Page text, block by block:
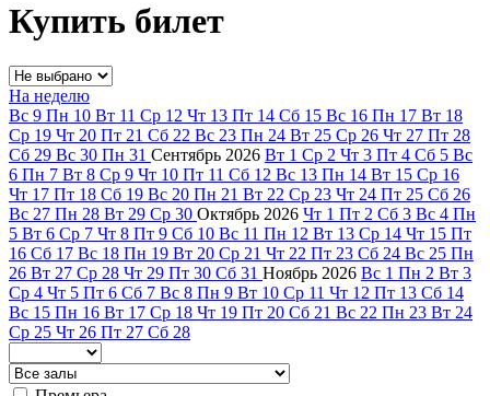
Купить билет
На неделю
Вс 9 Пн 10 Вт 11 Ср 12 Чт 13 Пт 14 Сб 15 Вс 16 Пн 17 Вт 18
Ср 19 Чт 20 Пт 21 Сб 22 Вс 23 Пн 24 Вт 25 Ср 26 Чт 27 Пт 28
Сб 29 Вс 30 Пн 31 Сентябрь 2026 Вт 1 Ср 2 Чт 3 Пт 4 Сб 5 Вс
6 Пн 7 Вт 8 Ср 9 Чт 10 Пт 11 Сб 12 Вс 13 Пн 14 Вт 15 Ср 16
Чт 17 Пт 18 Сб 19 Вс 20 Пн 21 Вт 22 Ср 23 Чт 24 Пт 25 Сб 26
Вс 27 Пн 28 Вт 29 Ср 30 Октябрь 2026 Чт 1 Пт 2 Сб 3 Вс 4 Пн
5 Вт 6 Ср 7 Чт 8 Пт 9 Сб 10 Вс 11 Пн 12 Вт 13 Ср 14 Чт 15 Пт
16 Сб 17 Вс 18 Пн 19 Вт 20 Ср 21 Чт 22 Пт 23 Сб 24 Вс 25 Пн
26 Вт 27 Ср 28 Чт 29 Пт 30 Сб 31 Ноябрь 2026 Вс 1 Пн 2 Вт 3
Ср 4 Чт 5 Пт 6 Сб 7 Вс 8 Пн 9 Вт 10 Ср 11 Чт 12 Пт 13 Сб 14
Вс 15 Пн 16 Вт 17 Ср 18 Чт 19 Пт 20 Сб 21 Вс 22 Пн 23 Вт 24
Ср 25 Чт 26 Пт 27 Сб 28